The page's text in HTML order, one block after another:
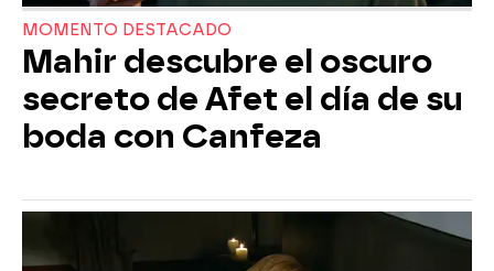
MOMENTO DESTACADO
Mahir descubre el oscuro
secreto de Afet el día de su
boda con Canfeza